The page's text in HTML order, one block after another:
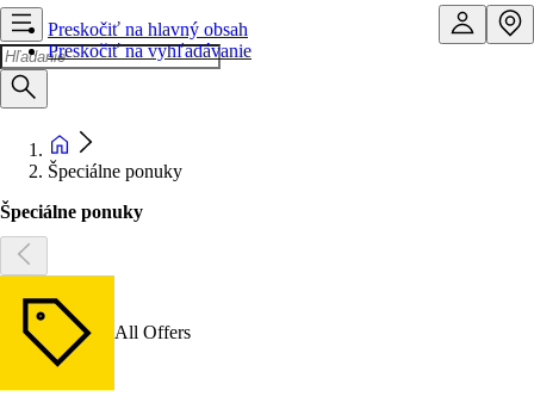
Preskočiť na hlavný obsah
Preskočiť na vyhľadávanie
Špeciálne ponuky
Špeciálne ponuky
All Offers